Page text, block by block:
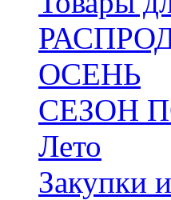
ОСЕНЬ
СЕЗОН
Лето
Закупки